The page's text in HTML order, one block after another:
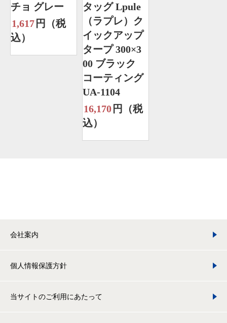
チョ グレー
1,617 円（税
込）
タッグ Lpule
（ラプレ）ク
イックアップ
タープ 300×3
00 ブラック
コーティング
UA-1104
16,170 円（税
込）
会社案内
個人情報保護方針
当サイトのご利用にあたって